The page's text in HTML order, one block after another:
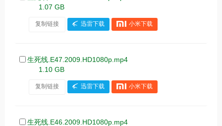
1.07 GB
复制链接 迅雷下载 小米下载
生死线.E47.2009.HD1080p.mp4
1.10 GB
复制链接 迅雷下载 小米下载
生死线.E46.2009.HD1080p.mp4